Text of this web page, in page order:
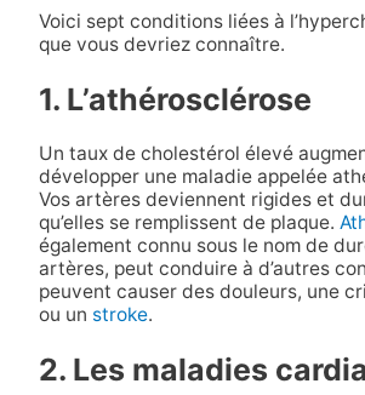
Voici sept conditions liées à
que vous devriez connaître.
1. L’athérosclérose
Un taux de cholestérol élevé
développer une maladie appelée
Vos artères deviennent rigides et
qu’elles se remplissent de plaque.
également connu sous le nom de
artères, peut conduire à d’autres
peuvent causer des douleurs, une
ou un stroke.
2. Les maladies